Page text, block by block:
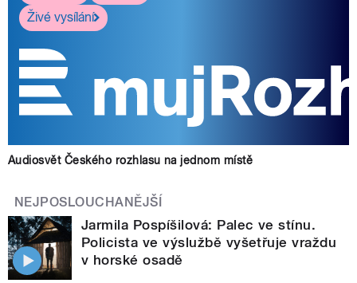
Živé vysílání
Audiosvět Českého rozhlasu na jednom místě
NEJPOSLOUCHANĚJŠÍ
Jarmila Pospíšilová: Palec ve stínu.
Policista ve výslužbě vyšetřuje vraždu
v horské osadě